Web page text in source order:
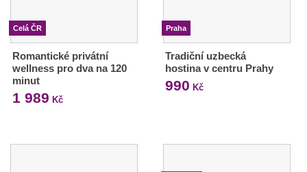
Celá ČR
Romantické privátní
wellness pro dva na 120
minut
1 989 Kč
Praha
Tradiční uzbecká
hostina v centru Prahy
990 Kč